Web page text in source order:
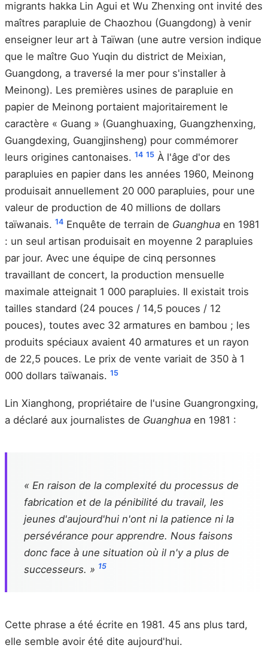
migrants hakka Lin Agui et Wu Zhenxing ont invité des
maîtres parapluie de Chaozhou (Guangdong) à venir
enseigner leur art à Taïwan (une autre version indique
que le maître Guo Yuqin du district de Meixian,
Guangdong, a traversé la mer pour s'installer à
Meinong). Les premières usines de parapluie en
papier de Meinong portaient majoritairement le
caractère « Guang » (Guanghuaxing, Guangzhenxing,
Guangdexing, Guangjinsheng) pour commémorer
leurs origines cantonaises. 14 15 À l'âge d'or des
parapluies en papier dans les années 1960, Meinong
produisait annuellement 20 000 parapluies, pour une
valeur de production de 40 millions de dollars
taïwanais. 14 Enquête de terrain de Guanghua en 1981
: un seul artisan produisait en moyenne 2 parapluies
par jour. Avec une équipe de cinq personnes
travaillant de concert, la production mensuelle
maximale atteignait 1 000 parapluies. Il existait trois
tailles standard (24 pouces / 14,5 pouces / 12
pouces), toutes avec 32 armatures en bambou ; les
produits spéciaux avaient 40 armatures et un rayon
de 22,5 pouces. Le prix de vente variait de 350 à 1
000 dollars taïwanais. 15
Lin Xianghong, propriétaire de l'usine Guangrongxing,
a déclaré aux journalistes de Guanghua en 1981 :
« En raison de la complexité du processus de
fabrication et de la pénibilité du travail, les
jeunes d'aujourd'hui n'ont ni la patience ni la
persévérance pour apprendre. Nous faisons
donc face à une situation où il n'y a plus de
successeurs. » 15
Cette phrase a été écrite en 1981. 45 ans plus tard,
elle semble avoir été dite aujourd'hui.